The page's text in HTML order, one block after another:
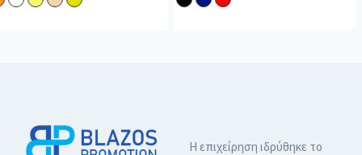
Η επιχείρηση ιδρύθηκε το